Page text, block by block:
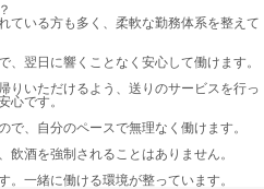
ている方も多く、柔軟な勤務体系を整えて
翌日に響くことなく安心して働けます。
りいただけるよう、送りのサービスを行っ
心です。
で、自分のペースで無理なく働けます。
飲酒を強制されることはありません。
。一緒に働ける環境が整っています。